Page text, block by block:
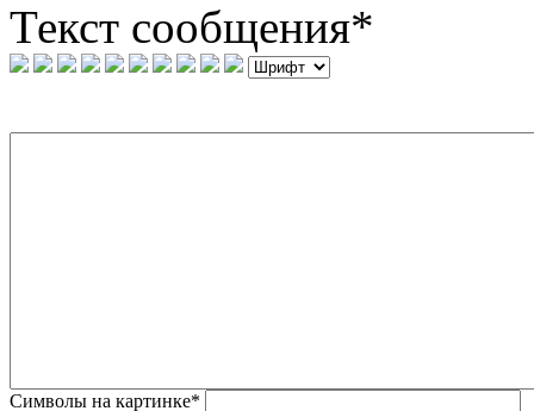
Текст сообщения*
Символы на картинке*